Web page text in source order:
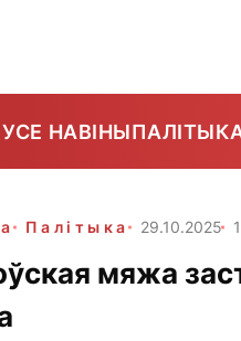
УСЕ НАВІНЫ
Палітыка 29.10.2025
мяжа